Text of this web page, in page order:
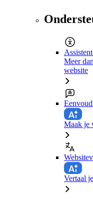
Meer
website
Maak je
Vertaal